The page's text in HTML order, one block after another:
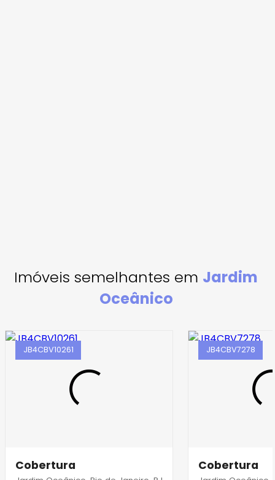
Imóveis semelhantes em Jardim
Oceânico
JB4CBV10261
Cobertura
JB4CBV7278
Cobertura